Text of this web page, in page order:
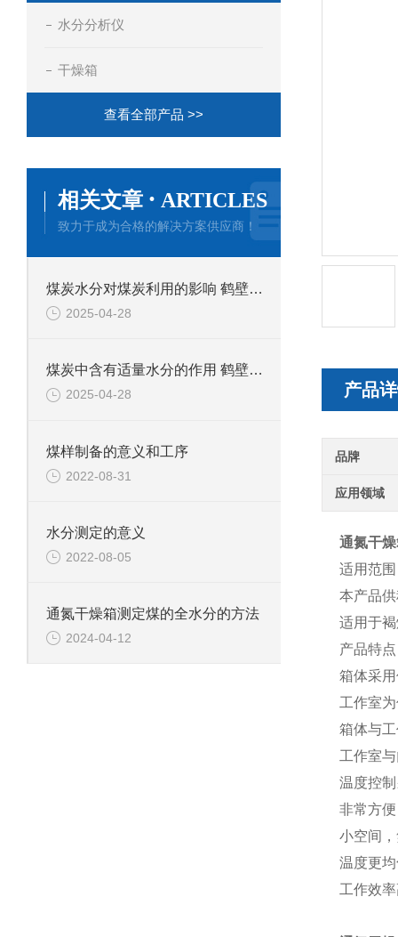
产品
品牌
应用领域
通氮干
适用范围
本产品
适用于
产品特点
箱体采
工作室
箱体与
工作室
温度控
非常方
小空间
温度更
工作效
水分分析仪
干燥箱
查看全部产品 >>
相关文章 · ARTICLES
致力于成为合格的解决方案供应商！
煤炭水分对煤炭利用的影响 鹤壁新天科专业煤质水分分析
2025-04-28
煤炭中含有适量水分的作用 鹤壁新天科煤质分析
2025-04-28
煤样制备的意义和工序
2022-08-31
水分测定的意义
2022-08-05
通氮干燥箱测定煤的全水分的方法
2024-04-12